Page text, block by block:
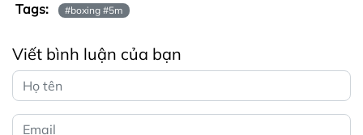
Tags: #boxing #5m
Viết bình luận của bạn